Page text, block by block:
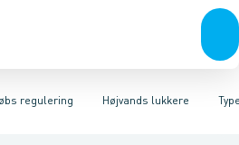
reguleringLinjeafvandingTanke,
Højvands lukkere
reguleringRottestop
2 med 2 lukkerType 3 med 2